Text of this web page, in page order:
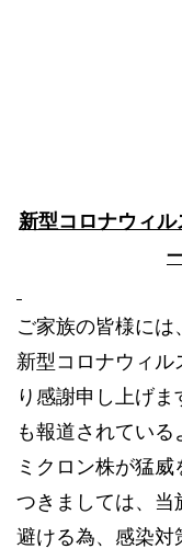
新型コロナウィ
ご家族の皆様に
新型コロナウィル
り感謝申し上げ
も報道されてい
ミクロン株が猛威
つきましては、当
避ける為、感染対